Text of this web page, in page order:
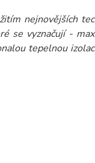
nejnovějších
se vyznačují -
tepelnou